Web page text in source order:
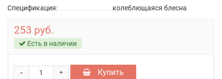
Спецификация:
колеблющаяся блесна
253 руб.
Есть в наличии
+
- Купить